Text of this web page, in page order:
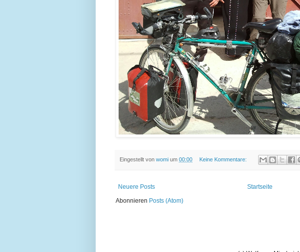
Eingestellt von womi um 00:00 Keine Kommentare:
Neuere Posts
Startseite
Abonnieren Posts (Atom)